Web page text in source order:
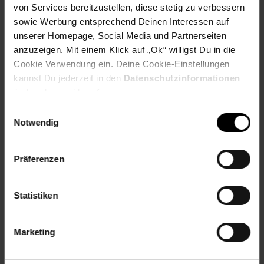
von Services bereitzustellen, diese stetig zu verbessern
sowie Werbung entsprechend Deinen Interessen auf
unserer Homepage, Social Media und Partnerseiten
anzuzeigen. Mit einem Klick auf „Ok“ willigst Du in die
Cookie Verwendung ein. Deine Cookie-Einstellungen
kannst Du jederzeit in den Datenschutzinformationen
Notwendig
Präferenzen
Statistiken
Marketing
Artikel gehört zur Kategorie:Puppen & Puppenzubehör
Versandinformationen
Weinwelt